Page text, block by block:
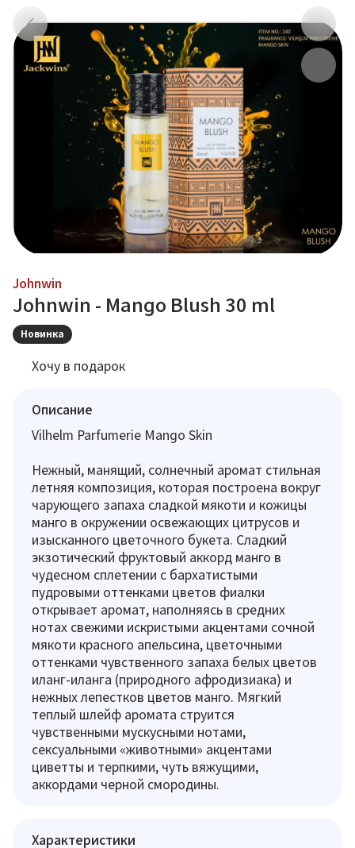
Johnwin
Johnwin - Mango Blush 30 ml
Новинка
Хочу в подарок
Описание
Vilhelm Parfumerie Mango Skin
Нежный, манящий, солнечный аромат стильная
летняя композиция, которая построена вокруг
чарующего запаха сладкой мякоти и кожицы
манго в окружении освежающих цитрусов и
изысканного цветочного букета. Сладкий
экзотический фруктовый аккорд манго в
чудесном сплетении с бархатистыми
пудровыми оттенками цветов фиалки
открывает аромат, наполняясь в средних
нотах свежими искристыми акцентами сочной
мякоти красного апельсина, цветочными
оттенками чувственного запаха белых цветов
иланг-иланга (природного афродизиака) и
нежных лепестков цветов манго. Мягкий
теплый шлейф аромата струится
чувственными мускусными нотами,
сексуальными «животными» акцентами
циветты и терпкими, чуть вяжущими,
аккордами черной смородины.
Характеристики